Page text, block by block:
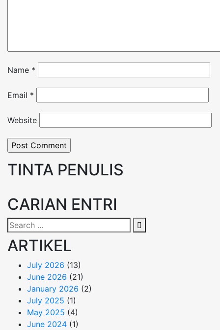
Name *
Email *
Website
TINTA PENULIS
CARIAN ENTRI
Search
for:
Search
ARTIKEL
July 2026 (13)
June 2026 (21)
January 2026 (2)
July 2025 (1)
May 2025 (4)
June 2024 (1)